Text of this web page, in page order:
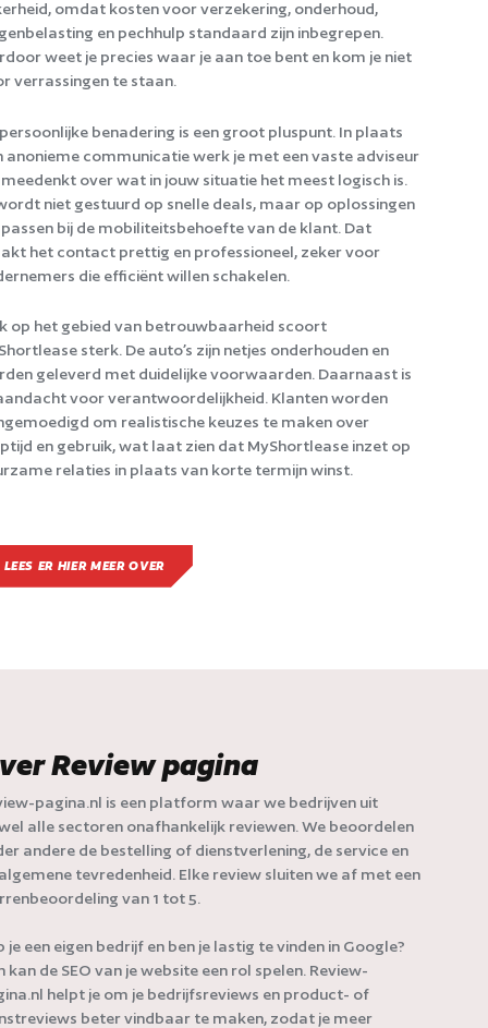
omdat kosten voor verzekering, onderhoud,
en pechhulp standaard zijn inbegrepen.
weet je precies waar je aan toe bent en kom je niet
verrassingen te staan.
benadering is een groot pluspunt. In plaats
anonieme communicatie werk je met een vaste adviseur
over wat in jouw situatie het meest logisch is.
niet gestuurd op snelle deals, maar op oplossingen
bij de mobiliteitsbehoefte van de klant. Dat
het contact prettig en professioneel, zeker voor
die efficiënt willen schakelen.
op het gebied van betrouwbaarheid scoort
sterk. De auto’s zijn netjes onderhouden en
geleverd met duidelijke voorwaarden. Daarnaast is
voor verantwoordelijkheid. Klanten worden
om realistische keuzes te maken over
en gebruik, wat laat zien dat MyShortlease inzet op
relaties in plaats van korte termijn winst.
LEES ER HIER MEER OVER
Review pagina
pagina.nl is een platform waar we bedrijven uit
alle sectoren onafhankelijk reviewen. We beoordelen
andere de bestelling of dienstverlening, de service en
tevredenheid. Elke review sluiten we af met een
van 1 tot 5.
je een eigen bedrijf en ben je lastig te vinden in Google?
kan de SEO van je website een rol spelen. Review-
helpt je om je bedrijfsreviews en product- of
beter vindbaar te maken, zodat je meer